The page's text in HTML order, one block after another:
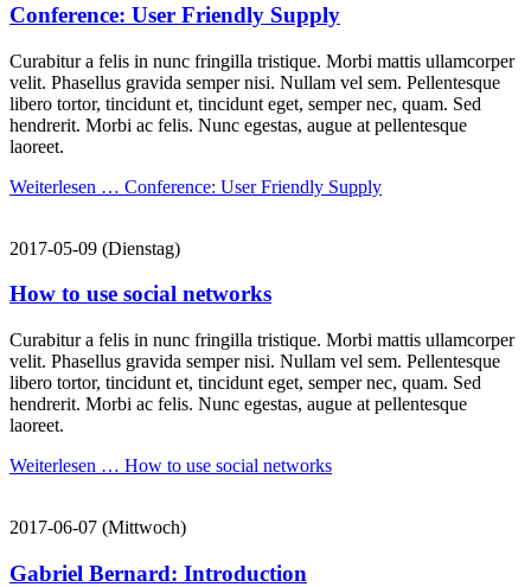
Conference: User Friendly Supply
Curabitur a felis in nunc fringilla tristique. Morbi mattis ullamcorper
velit. Phasellus gravida semper nisi. Nullam vel sem. Pellentesque
libero tortor, tincidunt et, tincidunt eget, semper nec, quam. Sed
hendrerit. Morbi ac felis. Nunc egestas, augue at pellentesque
laoreet.
Weiterlesen … Conference: User Friendly Supply
2017-05-09 (Dienstag)
How to use social networks
Curabitur a felis in nunc fringilla tristique. Morbi mattis ullamcorper
velit. Phasellus gravida semper nisi. Nullam vel sem. Pellentesque
libero tortor, tincidunt et, tincidunt eget, semper nec, quam. Sed
hendrerit. Morbi ac felis. Nunc egestas, augue at pellentesque
laoreet.
Weiterlesen … How to use social networks
2017-06-07 (Mittwoch)
Gabriel Bernard: Introduction